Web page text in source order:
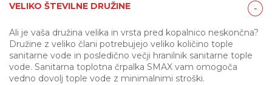
VELIKO ŠTEVILNE DRUŽINE ‐
Ali je vaša družina velika in vrsta pred kopalnico neskončna?
Družine z veliko člani potrebujejo veliko količino tople
sanitarne vode in posledično večji hranilnik sanitarne tople
vode. Sanitarna toplotna črpalka SMAX vam omogoča
vedno dovolj tople vode z minimalnimi stroški.